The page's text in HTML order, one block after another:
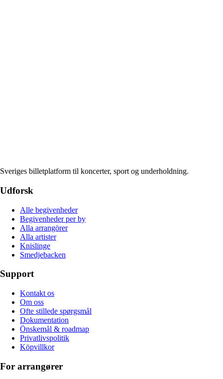
Sveriges billetplatform til koncerter, sport og underholdning.
Udforsk
Alle begivenheder
Begivenheder per by
Alla arrangörer
Alla artister
Knislinge
Smedjebacken
Support
Kontakt os
Om oss
Ofte stillede spørgsmål
Dokumentation
Önskemål & roadmap
Privatlivspolitik
Köpvillkor
For arrangører